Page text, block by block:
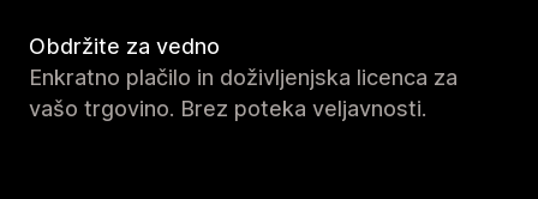
Obdržite za vedno
Enkratno plačilo in doživljenjska licenca za
vašo trgovino. Brez poteka veljavnosti.